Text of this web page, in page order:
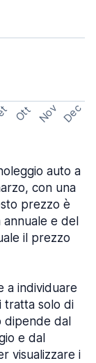
Ott Nov Dec
auto a
con una
prezzo è
e del
il prezzo
a individuare
tratta solo di
dipende dal
e dal
visualizzare i